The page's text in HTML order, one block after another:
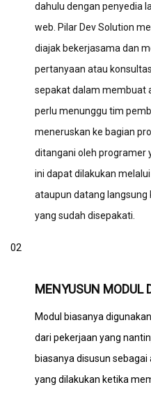
dahulu dengan penyedia
web. Pilar Dev Solution
diajak bekerjasama dan
pertanyaan atau
sepakat dalam membuat
perlu menunggu tim
meneruskan ke bagian
ditangani oleh programer
ini dapat dilakukan
ataupun datang
yang sudah disepakati.
02
MENYUSUN MODUL
Modul biasanya
dari pekerjaan yang
biasanya disusun
yang dilakukan ketika